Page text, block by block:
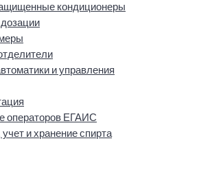
кондиционеры
и управления
операторов ЕГАИС
и хранение спирта